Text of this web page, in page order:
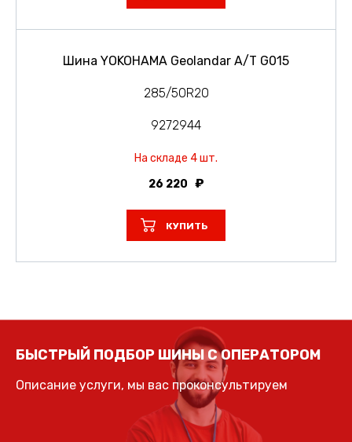
Шина YOKOHAMA Geolandar A/T G015
285/50R20
9272944
На складе 4 шт.
26 220
КУПИТЬ
БЫСТРЫЙ ПОДБОР ШИНЫ С ОПЕРАТОРОМ
Описание услуги, мы вас проконсультируем